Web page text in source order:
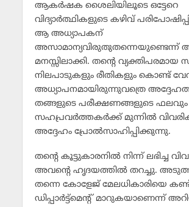
ആകര്‍ഷക ശൈലിയിലൂടെ ഒട്ടേറെ
വിദ്യാര്‍ത്ഥികളുടെ കഴിവ്
ആ അധ്യാപകന്
അസാമാന്യവിരുതുതന്നെയുണ്ടെന്ന്
മനസ്സിലാക്കി. തന്റെ വ്യക്തിപരമായ
നിലപാടുകളും രീതികളും കൊണ്ട്
അധ്യാപനമായിരുന്നുവത്രെ
തങ്ങളുടെ പരീക്ഷണങ്ങളുടെ ഫലവും
സഹപ്രവര്‍ത്തകര്‍ക്ക് മുന്നില്‍
അദ്ദേഹം പ്രോല്‍സാഹിപ്പിക്കുന്നു.
തന്റെ കൂട്ടുകാരനില്‍ നിന്ന് ലഭിച്ച
അവന്റെ ഹൃദയത്തില്‍ തറച്ചു.
തന്നെ കോളേജ് മേലധികാരിയെ
ഡിപ്പാര്‍ട്ട്‌മെന്റ് മാറുകയാണെന്ന്